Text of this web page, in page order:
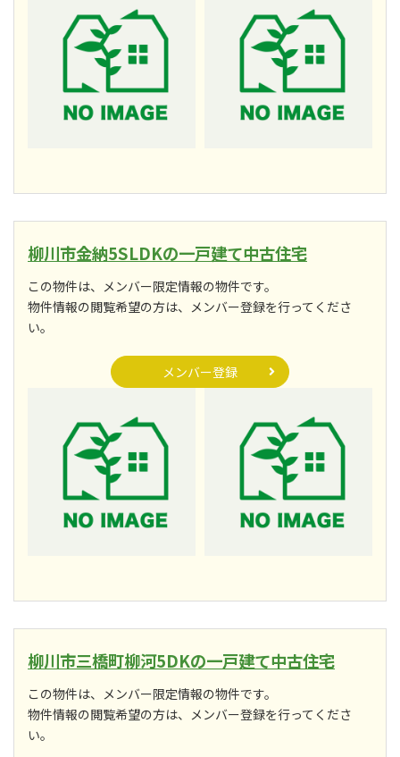
柳川市金納5SLDKの一戸建て中古住宅
この物件は、メンバー限定情報の物件です。
物件情報の閲覧希望の方は、メンバー登録を行ってくださ
い。
メンバー登録
柳川市三橋町柳河5DKの一戸建て中古住宅
この物件は、メンバー限定情報の物件です。
物件情報の閲覧希望の方は、メンバー登録を行ってくださ
い。